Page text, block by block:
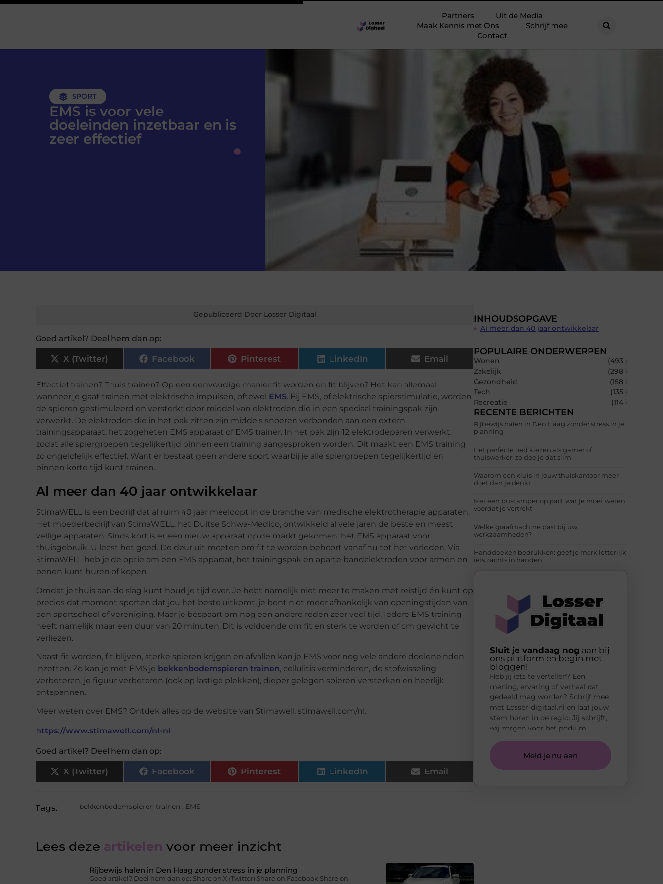
Partners
Uit de Media
Maak Kennis met Ons
Schrijf mee
Contact
SPORT
EMS is voor vele
doeleinden inzetbaar en is
zeer effectief
Gepubliceerd Door Losser Digitaal
Goed artikel? Deel hem dan op:
X (Twitter) Facebook Pinterest LinkedIn Email
Effectief trainen? Thuis trainen? Op een eenvoudige manier fit worden en fit blijven? Het kan allemaal
wanneer je gaat trainen met elektrische impulsen, oftewel EMS. Bij EMS, of elektrische spierstimulatie, worden
de spieren gestimuleerd en versterkt door middel van elektroden die in een speciaal trainingspak zijn
verwerkt. De elektroden die in het pak zitten zijn middels snoeren verbonden aan een extern
trainingsapparaat, het zogeheten EMS apparaat of EMS trainer. In het pak zijn 12 elektrodeparen verwerkt,
zodat alle spiergroepen tegelijkertijd binnen een training aangesproken worden. Dit maakt een EMS training
zo ongelofelijk effectief. Want er bestaat geen andere sport waarbij je alle spiergroepen tegelijkertijd en
binnen korte tijd kunt trainen.
Al meer dan 40 jaar ontwikkelaar
StimaWELL is een bedrijf dat al ruim 40 jaar meeloopt in de branche van medische elektrotherapie apparaten.
Het moederbedrijf van StimaWELL, het Duitse Schwa-Medico, ontwikkeld al vele jaren de beste en meest
veilige apparaten. Sinds kort is er een nieuw apparaat op de markt gekomen: het EMS apparaat voor
thuisgebruik. U leest het goed. De deur uit moeten om fit te worden behoort vanaf nu tot het verleden. Via
StimaWELL heb je de optie om een EMS apparaat, het trainingspak en aparte bandelektroden voor armen en
benen kunt huren of kopen.
Omdat je thuis aan de slag kunt houd je tijd over. Je hebt namelijk niet meer te maken met reistijd én kunt op
precies dat moment sporten dat jou het beste uitkomt, je bent niet meer afhankelijk van openingstijden van
een sportschool of vereniging. Maar je bespaart om nog een andere reden zeer veel tijd. Iedere EMS training
heeft namelijk maar een duur van 20 minuten. Dit is voldoende om fit en sterk te worden of om gewicht te
verliezen.
Naast fit worden, fit blijven, sterke spieren krijgen en afvallen kan je EMS voor nog vele andere doeleneinden
inzetten. Zo kan je met EMS je bekkenbodemspieren trainen, cellulitis verminderen, de stofwisseling
verbeteren, je figuur verbeteren (ook op lastige plekken), dieper gelegen spieren versterken en heerlijk
ontspannen.
Meer weten over EMS? Ontdek alles op de website van Stimawell, stimawell.com/nl.
https://www.stimawell.com/nl-nl
Goed artikel? Deel hem dan op:
X (Twitter) Facebook Pinterest LinkedIn Email
Tags: bekkenbodemspieren trainen , EMS
Lees deze artikelen voor meer inzicht
Rijbewijs halen in Den Haag zonder stress in je planning
Goed artikel? Deel hem dan op: Share on X (Twitter) Share on Facebook Share on
INHOUDSOPGAVE
Al meer dan 40 jaar ontwikkelaar
POPULAIRE ONDERWERPEN
Wonen
(493 )
Zakelijk
(298 )
Gezondheid
(158 )
Tech
(135 )
Recreatie
(114 )
RECENTE BERICHTEN
Rijbewijs halen in Den Haag zonder stress in je
planning
Het perfecte bed kiezen als gamer of
thuiswerker: zo doe je dat slim
Waarom een kluis in jouw thuiskantoor meer
doet dan je denkt
Met een buscamper op pad: wat je moet weten
voordat je vertrekt
Welke graafmachine past bij uw
werkzaamheden?
Handdoeken bedrukken: geef je merk letterlijk
iets zachts in handen
Sluit je vandaag nog aan bij
ons platform en begin met
bloggen!
Heb jij iets te vertellen? Een
mening, ervaring of verhaal dat
gedeeld mag worden? Schrijf mee
met Losser-digitaal.nl en laat jouw
stem horen in de regio. Jij schrijft,
wij zorgen voor het podium.
Meld je nu aan